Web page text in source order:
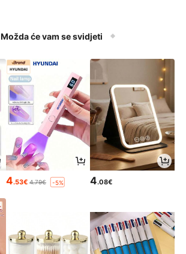
Možda će vam se svidjeti
4.53€ 4.79€ -5% 4.08€